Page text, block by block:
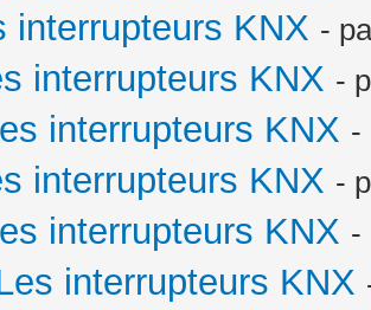
interrupteurs KNX -
interrupteurs KNX -
interrupteurs KNX -
interrupteurs KNX -
interrupteurs KNX -
interrupteurs KNX